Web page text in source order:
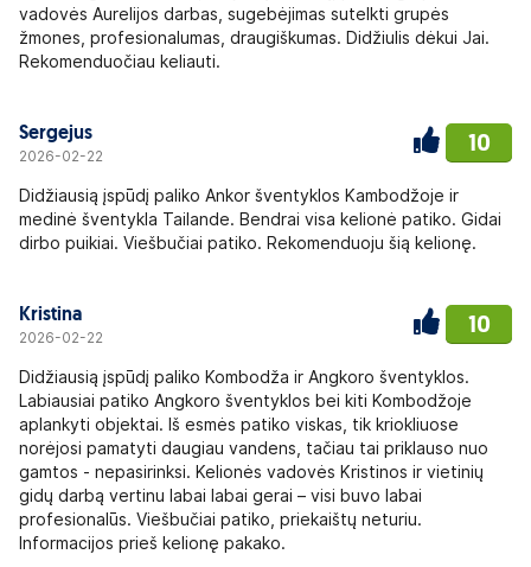
vadovės Aurelijos darbas, sugebėjimas sutelkti grupės
žmones, profesionalumas, draugiškumas. Didžiulis dėkui Jai.
Rekomenduočiau keliauti.
Sergejus
2026-02-22 10
Didžiausią įspūdį paliko Ankor šventyklos Kambodžoje ir
medinė šventykla Tailande. Bendrai visa kelionė patiko. Gidai
dirbo puikiai. Viešbučiai patiko. Rekomenduoju šią kelionę.
Kristina
2026-02-22 10
Didžiausią įspūdį paliko Kombodža ir Angkoro šventyklos.
Labiausiai patiko Angkoro šventyklos bei kiti Kombodžoje
aplankyti objektai. Iš esmės patiko viskas, tik kriokliuose
norėjosi pamatyti daugiau vandens, tačiau tai priklauso nuo
gamtos - nepasirinksi. Kelionės vadovės Kristinos ir vietinių
gidų darbą vertinu labai labai gerai – visi buvo labai
profesionalūs. Viešbučiai patiko, priekaištų neturiu.
Informacijos prieš kelionę pakako.